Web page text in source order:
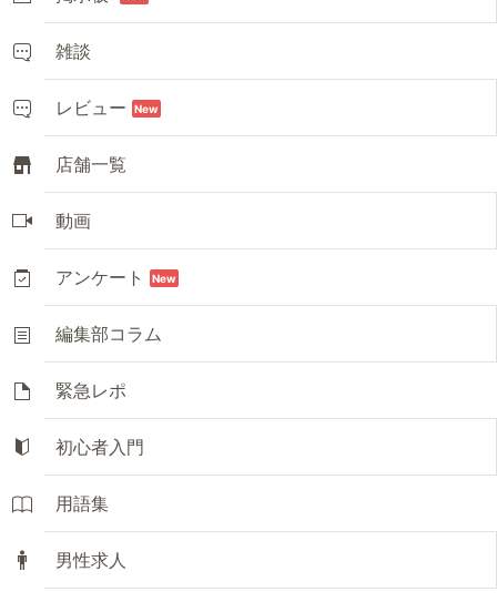
雑談
レビュー New
店舗一覧
動画
アンケート New
編集部コラム
緊急レポ
初心者入門
用語集
男性求人